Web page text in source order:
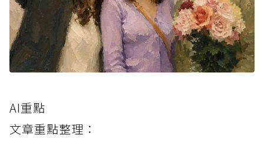
AI重點
文章重點整理：